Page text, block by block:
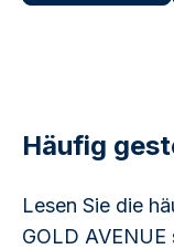
Häufig
Lesen Sie die
GOLD